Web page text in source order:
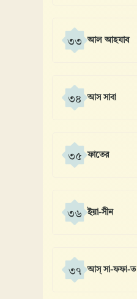
৩৩ আল আহযাব
৩৪ আস সাবা
৩৫ ফাতের
৩৬ ইয়া-সীন
৩৭ আস্ সা-ফফা-ত